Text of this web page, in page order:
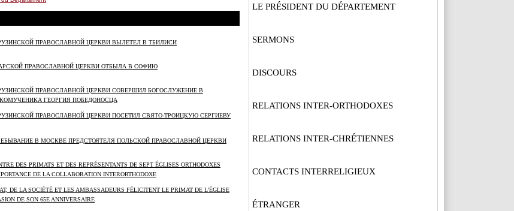
ПРАВОСЛАВНОЙ ЦЕРКВИ ВЫЛЕТЕЛ В ТБИЛИСИ
ПРАВОСЛАВНОЙ ЦЕРКВИ ОТБЫЛА В СОФИЮ
ПРАВОСЛАВНОЙ ЦЕРКВИ СОВЕРШИЛ БОГОСЛУЖЕНИЕ В
ГЕОРГИЯ ПОБЕДОНОСЦА
ПРАВОСЛАВНОЙ ЦЕРКВИ ПОСЕТИЛ СВЯТО-ТРОИЦКУЮ СЕРГИЕВУ
В МОСКВЕ ПРЕДСТОЯТЕЛЯ ПОЛЬСКОЙ ПРАВОСЛАВНОЙ ЦЕРКВИ
DES PRIMATS ET DES REPRÉSENTANTS DE SEPT ÉGLISES ORTHODOXES
DE LA COLLABORATION INTERORTHODOXE
DE LA SOCIÉTÉ ET LES AMBASSADEURS FÉLICITENT LE PRIMAT DE L’ÉGLISE
DE SON 65E ANNIVERSAIRE
LE PRÉSIDENT DU DÉPARTEMENT
SERMONS
DISCOURS
RELATIONS INTER-ORTHODOXES
RELATIONS INTER-CHRÉTIENNES
CONTACTS INTERRELIGIEUX
ÉTRANGER